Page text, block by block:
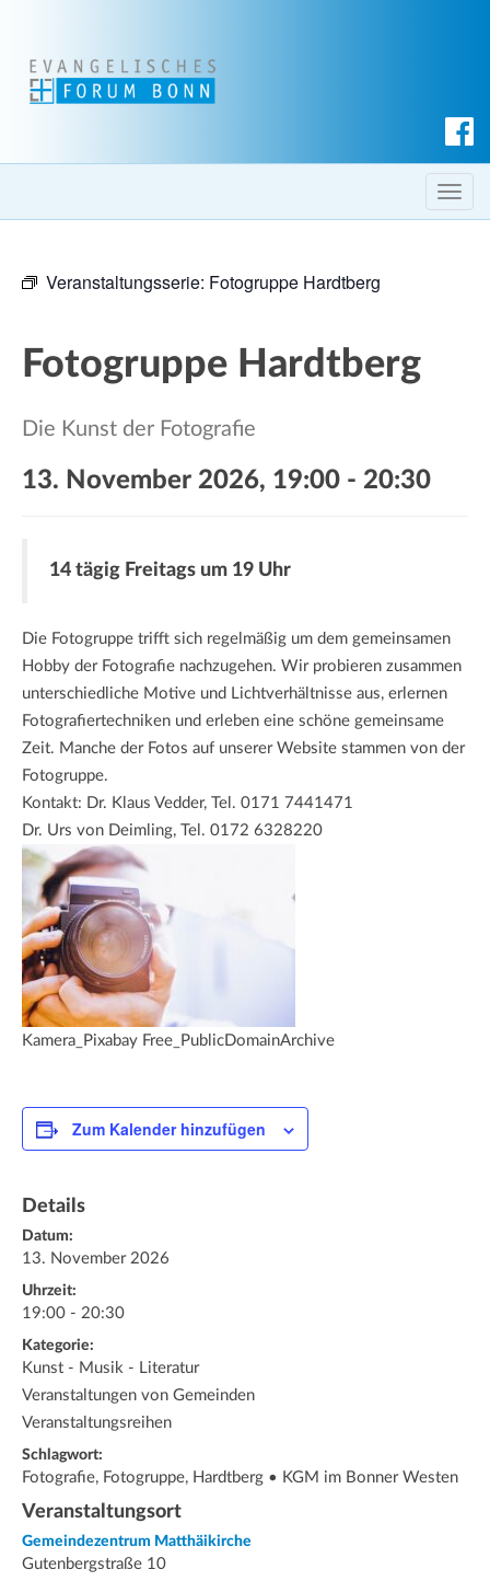
c
h T
o
Veranstaltungsserie: Fotogruppe Hardtberg
Fotogruppe Hardtberg
Die Kunst der Fotografie
13. November 2026, 19:00 - 20:30
14 tägig Freitags um 19 Uhr
Die Fotogruppe trifft sich regelmäßig um dem gemeinsamen
Hobby der Fotografie nachzugehen. Wir probieren zusammen
unterschiedliche Motive und Lichtverhältnisse aus, erlernen
Fotografiertechniken und erleben eine schöne gemeinsame
Zeit. Manche der Fotos auf unserer Website stammen von der
Fotogruppe.
Kontakt: Dr. Klaus Vedder, Tel. 0171 7441471
Dr. Urs von Deimling, Tel. 0172 6328220
Kamera_Pixabay Free_PublicDomainArchive
Zum Kalender hinzufügen
Details
Datum:
13. November 2026
Uhrzeit:
19:00 - 20:30
Kategorie:
Kunst - Musik - Literatur
Veranstaltungen von Gemeinden
Veranstaltungsreihen
Schlagwort:
Fotografie, Fotogruppe, Hardtberg • KGM im Bonner Westen
Veranstaltungsort
Gemeindezentrum Matthäikirche
Gutenbergstraße 10